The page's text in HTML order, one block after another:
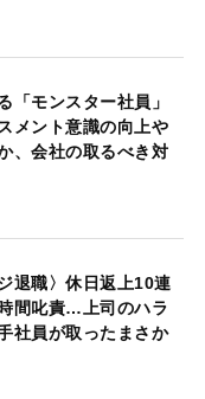
「モンスター社員」
メント意識の向上や
、会社の取るべき対
退職〉休日返上10連
間叱責…上司のハラ
社員が取ったまさか